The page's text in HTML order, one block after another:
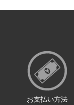
お支払い方法